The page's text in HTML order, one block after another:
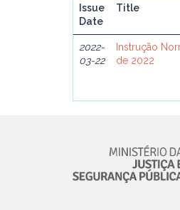
Issue
Date
Title
2022-
03-22
Instrução
de 2022